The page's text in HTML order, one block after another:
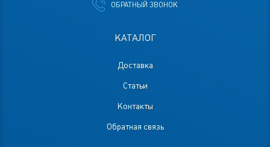
КАТАЛОГ
Доставка
Статьи
Контакты
Обратная связь
ОБРАТНЫЙ ЗВОНОК